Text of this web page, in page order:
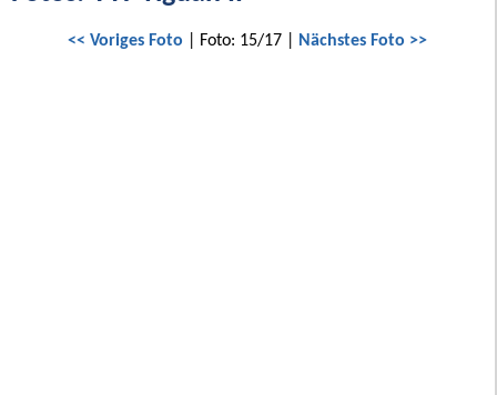
<< Voriges Foto | Foto: 15/17 | Nächstes Foto >>